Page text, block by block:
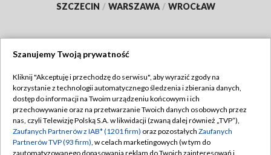
SZCZECIN / WARSZAWA / WROCŁAW
TVP
Abonament TVP
Emisja w TVP
Centrum informacji TVP
Regulamin TVP
Polityka prywatności
Moje zgody
Szanujemy Twoją prywatność
Kliknij "Akceptuję i przechodzę do serwisu", aby wyrazić zgody na
korzystanie z technologii automatycznego śledzenia i zbierania danych,
dostęp do informacji na Twoim urządzeniu końcowym i ich
przechowywanie oraz na przetwarzanie Twoich danych osobowych przez
nas, czyli Telewizję Polską S.A. w likwidacji (zwaną dalej również „TVP”),
Zaufanych Partnerów z IAB* (1201 firm) oraz pozostałych Zaufanych
Partnerów TVP (93 firm), w celach marketingowych (w tym do
zautomatyzowanego dopasowania reklam do Twoich zainteresowań i